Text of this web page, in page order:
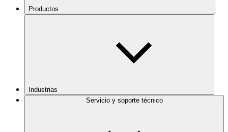
Productos
Industrias
Servicio y soporte técnico